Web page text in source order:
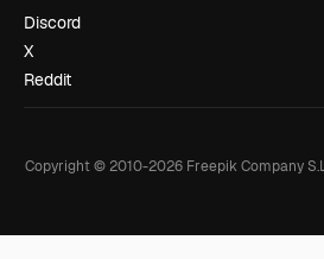
Discord
X
Reddit
Copyright © 2010-2026Freepik Company